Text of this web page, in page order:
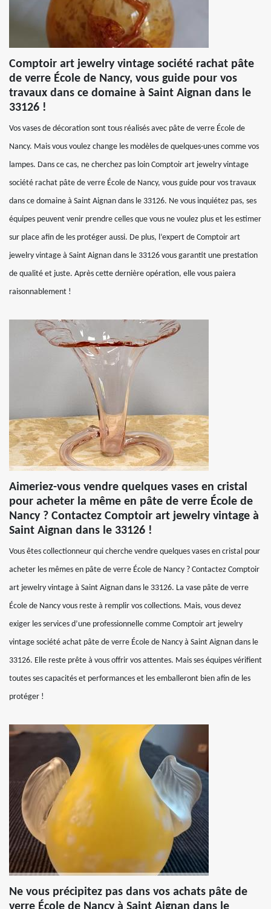
Comptoir art jewelry vintage société rachat pâte
de verre École de Nancy, vous guide pour vos
travaux dans ce domaine à Saint Aignan dans le
33126 !
Vos vases de décoration sont tous réalisés avec pâte de verre École de
Nancy. Mais vous voulez change les modèles de quelques-unes comme vos
lampes. Dans ce cas, ne cherchez pas loin Comptoir art jewelry vintage
société rachat pâte de verre École de Nancy, vous guide pour vos travaux
dans ce domaine à Saint Aignan dans le 33126. Ne vous inquiétez pas, ses
équipes peuvent venir prendre celles que vous ne voulez plus et les estimer
sur place afin de les protéger aussi. De plus, l’expert de Comptoir art
jewelry vintage à Saint Aignan dans le 33126 vous garantit une prestation
de qualité et juste. Après cette dernière opération, elle vous paiera
raisonnablement !
Aimeriez-vous vendre quelques vases en cristal
pour acheter la même en pâte de verre École de
Nancy ? Contactez Comptoir art jewelry vintage à
Saint Aignan dans le 33126 !
Vous êtes collectionneur qui cherche vendre quelques vases en cristal pour
acheter les mêmes en pâte de verre École de Nancy ? Contactez Comptoir
art jewelry vintage à Saint Aignan dans le 33126. La vase pâte de verre
École de Nancy vous reste à remplir vos collections. Mais, vous devez
exiger les services d’une professionnelle comme Comptoir art jewelry
vintage société achat pâte de verre École de Nancy à Saint Aignan dans le
33126. Elle reste prête à vous offrir vos attentes. Mais ses équipes vérifient
toutes ses capacités et performances et les emballeront bien afin de les
protéger !
Ne vous précipitez pas dans vos achats pâte de
verre École de Nancy à Saint Aignan dans le